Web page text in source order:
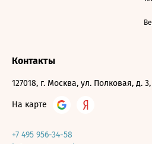
Контакты
127018, г. Москва, ул. Полковая, д. 3,
На карте
+7 495 956-34-58